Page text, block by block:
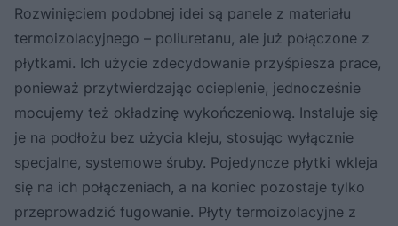
Rozwinięciem podobnej idei są panele z materiału
termoizolacyjnego – poliuretanu, ale już połączone z
płytkami. Ich użycie zdecydowanie przyśpiesza prace,
ponieważ przytwierdzając ocieplenie, jednocześnie
mocujemy też okładzinę wykończeniową. Instaluje się
je na podłożu bez użycia kleju, stosując wyłącznie
specjalne, systemowe śruby. Pojedyncze płytki wkleja
się na ich połączeniach, a na koniec pozostaje tylko
przeprowadzić fugowanie. Płyty termoizolacyjne z